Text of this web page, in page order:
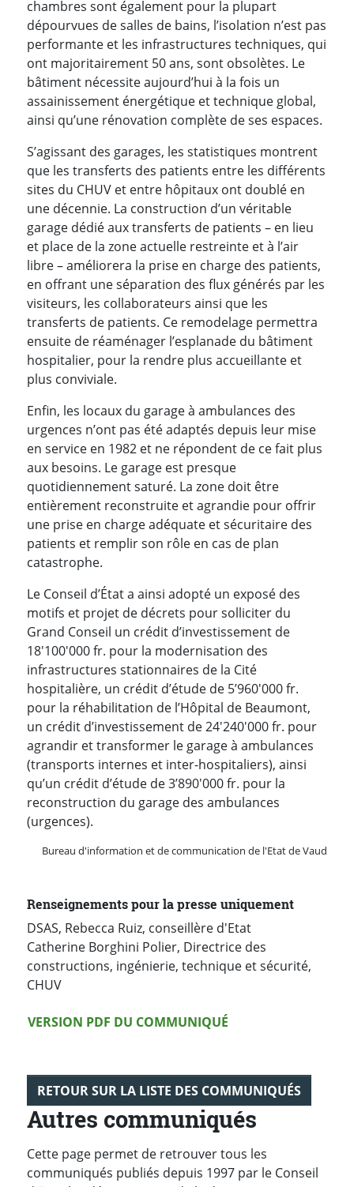
chambres sont également pour la plupart
dépourvues de salles de bains, l’isolation n’est pas
performante et les infrastructures techniques, qui
ont majoritairement 50 ans, sont obsolètes. Le
bâtiment nécessite aujourd’hui à la fois un
assainissement énergétique et technique global,
ainsi qu’une rénovation complète de ses espaces.
S’agissant des garages, les statistiques montrent
que les transferts des patients entre les différents
sites du CHUV et entre hôpitaux ont doublé en
une décennie. La construction d’un véritable
garage dédié aux transferts de patients – en lieu
et place de la zone actuelle restreinte et à l’air
libre – améliorera la prise en charge des patients,
en offrant une séparation des flux générés par les
visiteurs, les collaborateurs ainsi que les
transferts de patients. Ce remodelage permettra
ensuite de réaménager l’esplanade du bâtiment
hospitalier, pour la rendre plus accueillante et
plus conviviale.
Enfin, les locaux du garage à ambulances des
urgences n’ont pas été adaptés depuis leur mise
en service en 1982 et ne répondent de ce fait plus
aux besoins. Le garage est presque
quotidiennement saturé. La zone doit être
entièrement reconstruite et agrandie pour offrir
une prise en charge adéquate et sécuritaire des
patients et remplir son rôle en cas de plan
catastrophe.
Le Conseil d’État a ainsi adopté un exposé des
motifs et projet de décrets pour solliciter du
Grand Conseil un crédit d’investissement de
18'100'000 fr. pour la modernisation des
infrastructures stationnaires de la Cité
hospitalière, un crédit d’étude de 5’960'000 fr.
pour la réhabilitation de l’Hôpital de Beaumont,
un crédit d’investissement de 24'240'000 fr. pour
agrandir et transformer le garage à ambulances
(transports internes et inter-hospitaliers), ainsi
qu’un crédit d’étude de 3’890'000 fr. pour la
reconstruction du garage des ambulances
(urgences).
Bureau d'information et de communication de l'Etat de Vaud
Renseignements pour la presse uniquement
DSAS, Rebecca Ruiz, conseillère d'Etat
Catherine Borghini Polier, Directrice des
constructions, ingénierie, technique et sécurité,
CHUV
Version PDF
VERSION PDF DU COMMUNIQUÉ
RETOUR SUR LA LISTE DES COMMUNIQUÉS
Autres communiqués
Cette page permet de retrouver tous les
communiqués publiés depuis 1997 par le Conseil